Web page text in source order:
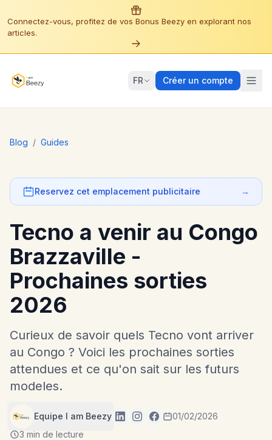
Connectez-vous, profitez de vos Bonus Beezy en explorant nos
articles.
FR Créer un compte
Blog / Guides
Reservez cet emplacement publicitaire →
Tecno a venir au Congo
Brazzaville -
Prochaines sorties
2026
Curieux de savoir quels Tecno vont arriver
au Congo ? Voici les prochaines sorties
attendues et ce qu'on sait sur les futurs
modeles.
Equipe I am Beezy
01/02/2026
3 min de lecture